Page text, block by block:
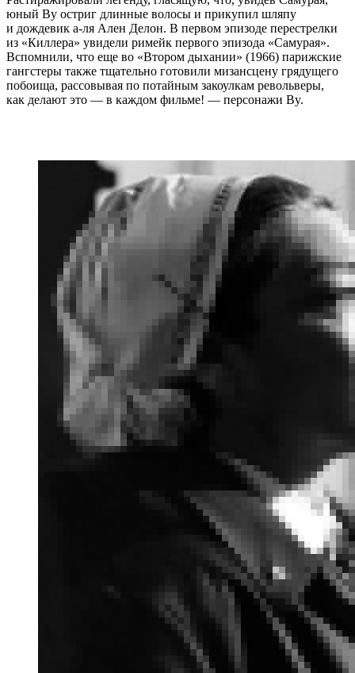
юный By остриг длинные волосы и прикупил шляпу
и дождевик а-ля Ален Делон. В первом эпизоде перестрелки
из «Киллера» увидели римейк первого эпизода «Самурая».
Вспомнили, что еще во «Втором дыхании» (1966) парижские
гангстеры также тщательно готовили мизансцену грядущего
побоища, рассовывая по потайным закоулкам револьверы,
как делают это — в каждом фильме! — персонажи By.